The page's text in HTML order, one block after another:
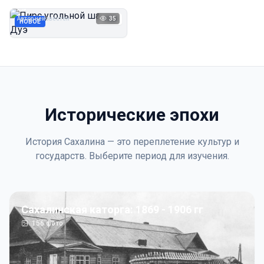
НОВОЕ 1923
Автор неизвестен 35
Исторические эпохи
История Сахалина — это переплетение культур и
государств. Выберите период для изучения.
Сахалинская каторга: 1869 - 1906 гг
156фото